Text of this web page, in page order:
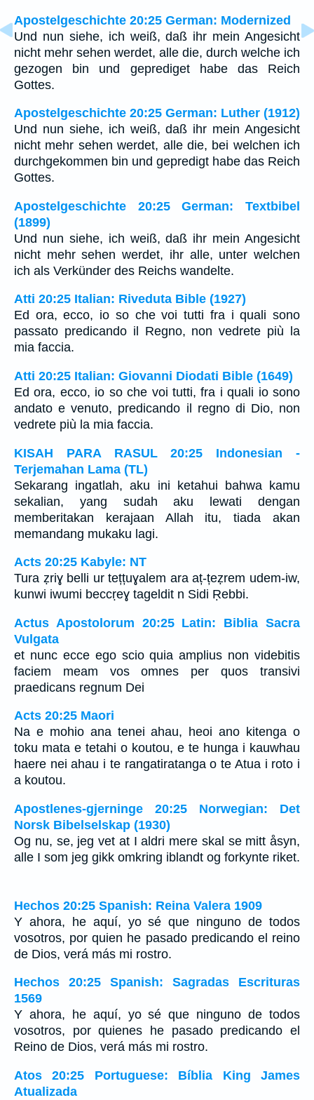
Apostelgeschichte 20:25 German: Modernized
Und nun siehe, ich weiß, daß ihr mein Angesicht
nicht mehr sehen werdet, alle die, durch welche ich
gezogen bin und geprediget habe das Reich
Gottes.
Apostelgeschichte 20:25 German: Luther (1912)
Und nun siehe, ich weiß, daß ihr mein Angesicht
nicht mehr sehen werdet, alle die, bei welchen ich
durchgekommen bin und gepredigt habe das Reich
Gottes.
Apostelgeschichte 20:25 German: Textbibel
(1899)
Und nun siehe, ich weiß, daß ihr mein Angesicht
nicht mehr sehen werdet, ihr alle, unter welchen
ich als Verkünder des Reichs wandelte.
Atti 20:25 Italian: Riveduta Bible (1927)
Ed ora, ecco, io so che voi tutti fra i quali sono
passato predicando il Regno, non vedrete più la
mia faccia.
Atti 20:25 Italian: Giovanni Diodati Bible (1649)
Ed ora, ecco, io so che voi tutti, fra i quali io sono
andato e venuto, predicando il regno di Dio, non
vedrete più la mia faccia.
KISAH PARA RASUL 20:25 Indonesian -
Terjemahan Lama (TL)
Sekarang ingatlah, aku ini ketahui bahwa kamu
sekalian, yang sudah aku lewati dengan
memberitakan kerajaan Allah itu, tiada akan
memandang mukaku lagi.
Acts 20:25 Kabyle: NT
Tura ẓriɣ belli ur tețțuɣalem ara aț-țeẓrem udem-iw,
kunwi iwumi beccṛeɣ tageldit n Sidi Ṛebbi.
Actus Apostolorum 20:25 Latin: Biblia Sacra
Vulgata
et nunc ecce ego scio quia amplius non videbitis
faciem meam vos omnes per quos transivi
praedicans regnum Dei
Acts 20:25 Maori
Na e mohio ana tenei ahau, heoi ano kitenga o
toku mata e tetahi o koutou, e te hunga i kauwhau
haere nei ahau i te rangatiratanga o te Atua i roto i
a koutou.
Apostlenes-gjerninge 20:25 Norwegian: Det
Norsk Bibelselskap (1930)
Og nu, se, jeg vet at I aldri mere skal se mitt åsyn,
alle I som jeg gikk omkring iblandt og forkynte riket.
Hechos 20:25 Spanish: Reina Valera 1909
Y ahora, he aquí, yo sé que ninguno de todos
vosotros, por quien he pasado predicando el reino
de Dios, verá más mi rostro.
Hechos 20:25 Spanish: Sagradas Escrituras
1569
Y ahora, he aquí, yo sé que ninguno de todos
vosotros, por quienes he pasado predicando el
Reino de Dios, verá más mi rostro.
Atos 20:25 Portuguese: Bíblia King James
Atualizada